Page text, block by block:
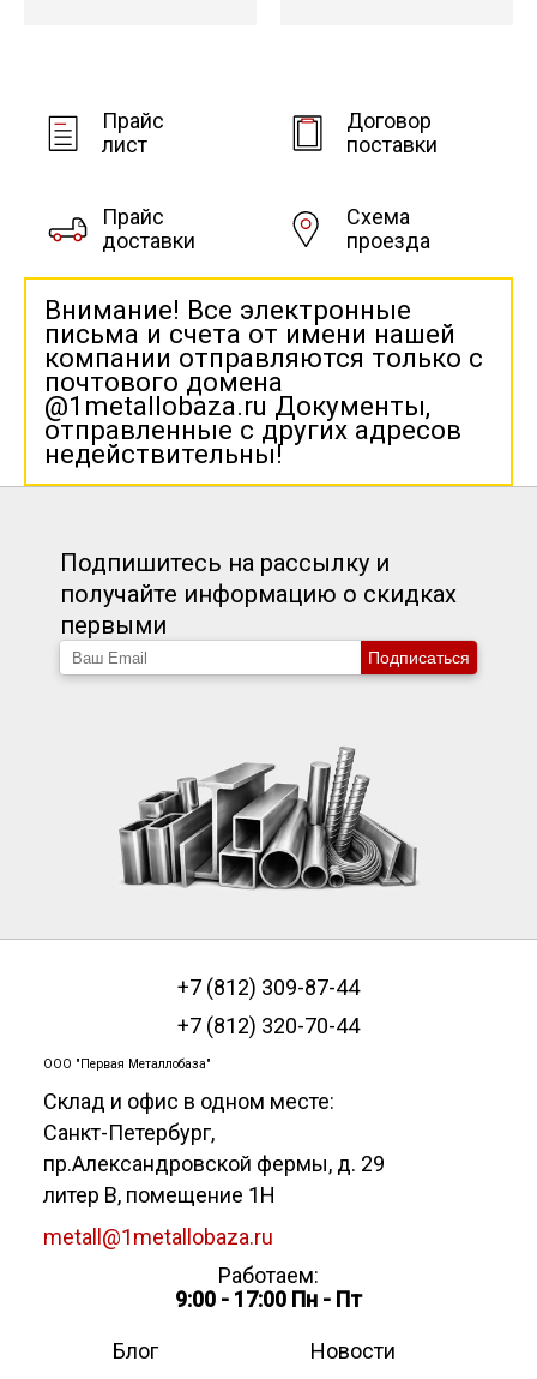
Прайс
лист
Договор
поставки
Прайс
доставки
Схема
проезда
Внимание! Все электронные
письма и счета от имени нашей
компании отправляются только с
почтового домена
@1metallobaza.ru Документы,
отправленные с других адресов
недействительны!
Подпишитесь на рассылку и
получайте информацию о скидках
первыми
Подписаться
+7 (812) 309-87-44
+7 (812) 320-70-44
ООО "Первая Металлобаза"
Склад и офис в одном месте:
Санкт-Петербург,
пр.Александровской фермы, д. 29
литер В, помещение 1Н
metall@1metallobaza.ru
Работаем:
9:00 - 17:00 Пн - Пт
Блог
Новости